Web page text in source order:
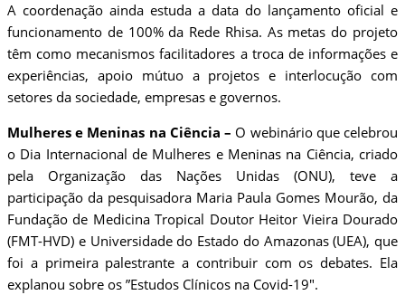
A coordenação ainda estuda a data do lançamento oficial e
funcionamento de 100% da Rede Rhisa. As metas do projeto
têm como mecanismos facilitadores a troca de informações e
experiências, apoio mútuo a projetos e interlocução com
setores da sociedade, empresas e governos.
Mulheres e Meninas na Ciência – O webinário que celebrou
o Dia Internacional de Mulheres e Meninas na Ciência, criado
pela Organização das Nações Unidas (ONU), teve a
participação da pesquisadora Maria Paula Gomes Mourão, da
Fundação de Medicina Tropical Doutor Heitor Vieira Dourado
(FMT-HVD) e Universidade do Estado do Amazonas (UEA), que
foi a primeira palestrante a contribuir com os debates. Ela
explanou sobre os ”Estudos Clínicos na Covid-19″.